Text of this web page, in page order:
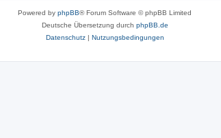
Powered by phpBB® Forum Software © phpBB Limited
Deutsche Übersetzung durch phpBB.de
Datenschutz| Nutzungsbedingungen